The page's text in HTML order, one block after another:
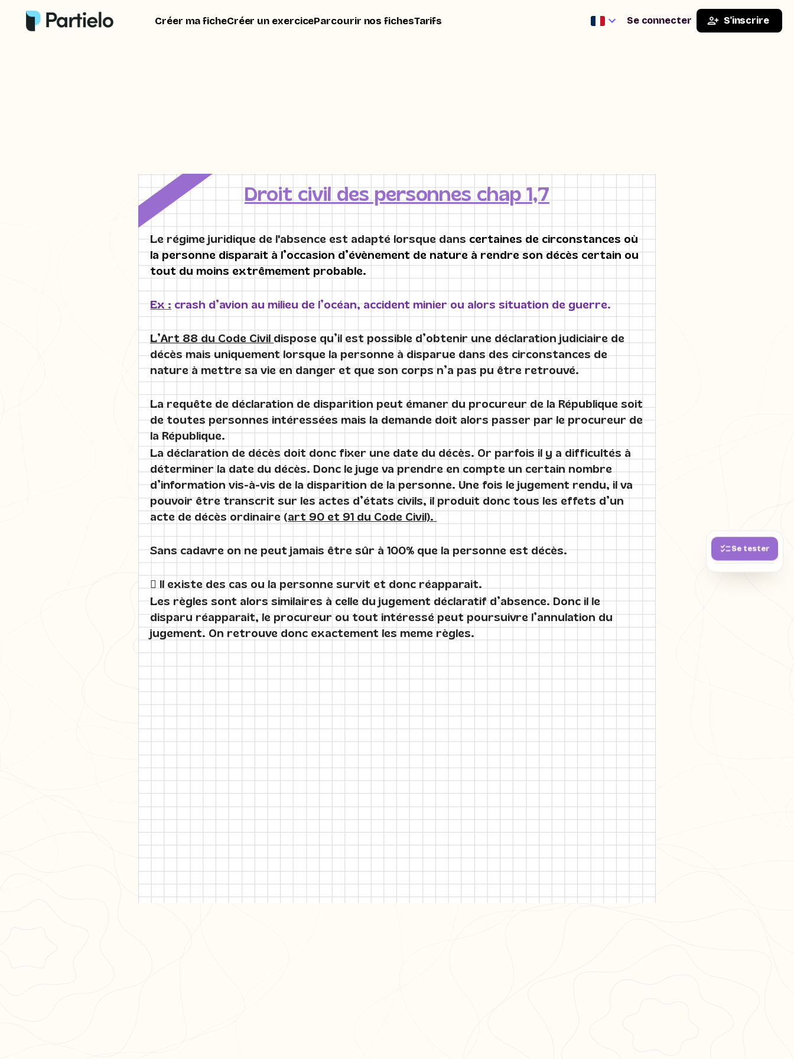
Créer ma ficheCréer un exerciceParcourir nos fichesTarifs Se connecter S'inscrire
Se tester
Droit civil des personnes chap 1,7
Le régime juridique de l'absence est adapté lorsque danscertaines de circonstances où
la personne disparait à l’occasion d’évènement de nature à rendre son décès certain ou
tout du moins extrêmement probable.
Ex : crash d’avion au milieu de l’océan, accident minier ou alors situation de guerre.
L’Art 88 du Code Civil dispose qu’il est possible d’obtenir une déclaration judiciaire de
décès mais uniquement lorsque la personne à disparue dans des circonstances de
nature à mettre sa vie en danger et que son corps n’a pas pu être retrouvé.
La requête de déclaration de disparition peut émaner du procureur de la République soit
de toutes personnes intéressées mais la demande doit alors passer par le procureur de
la République.
La déclaration de décès doit donc fixer une date du décès. Or parfois il y a difficultés à
déterminer la date du décès. Donc le juge va prendre en compte un certain nombre
d’information vis-à-vis de la disparition de la personne. Une fois le jugement rendu, il va
pouvoir être transcrit sur les actes d’états civils, il produit donc tous les effets d’un
acte de décès ordinaire (art 90 et 91 du Code Civil).
Sans cadavre on ne peut jamais être sûr à 100% que la personne est décès.
 Il existe des cas ou la personne survit et donc réapparait.
Les règles sont alors similaires à celle du jugement déclaratif d’absence. Donc il le
disparu réapparait, le procureur ou tout intéressé peut poursuivre l’annulation du
jugement. On retrouve donc exactement les meme règles.